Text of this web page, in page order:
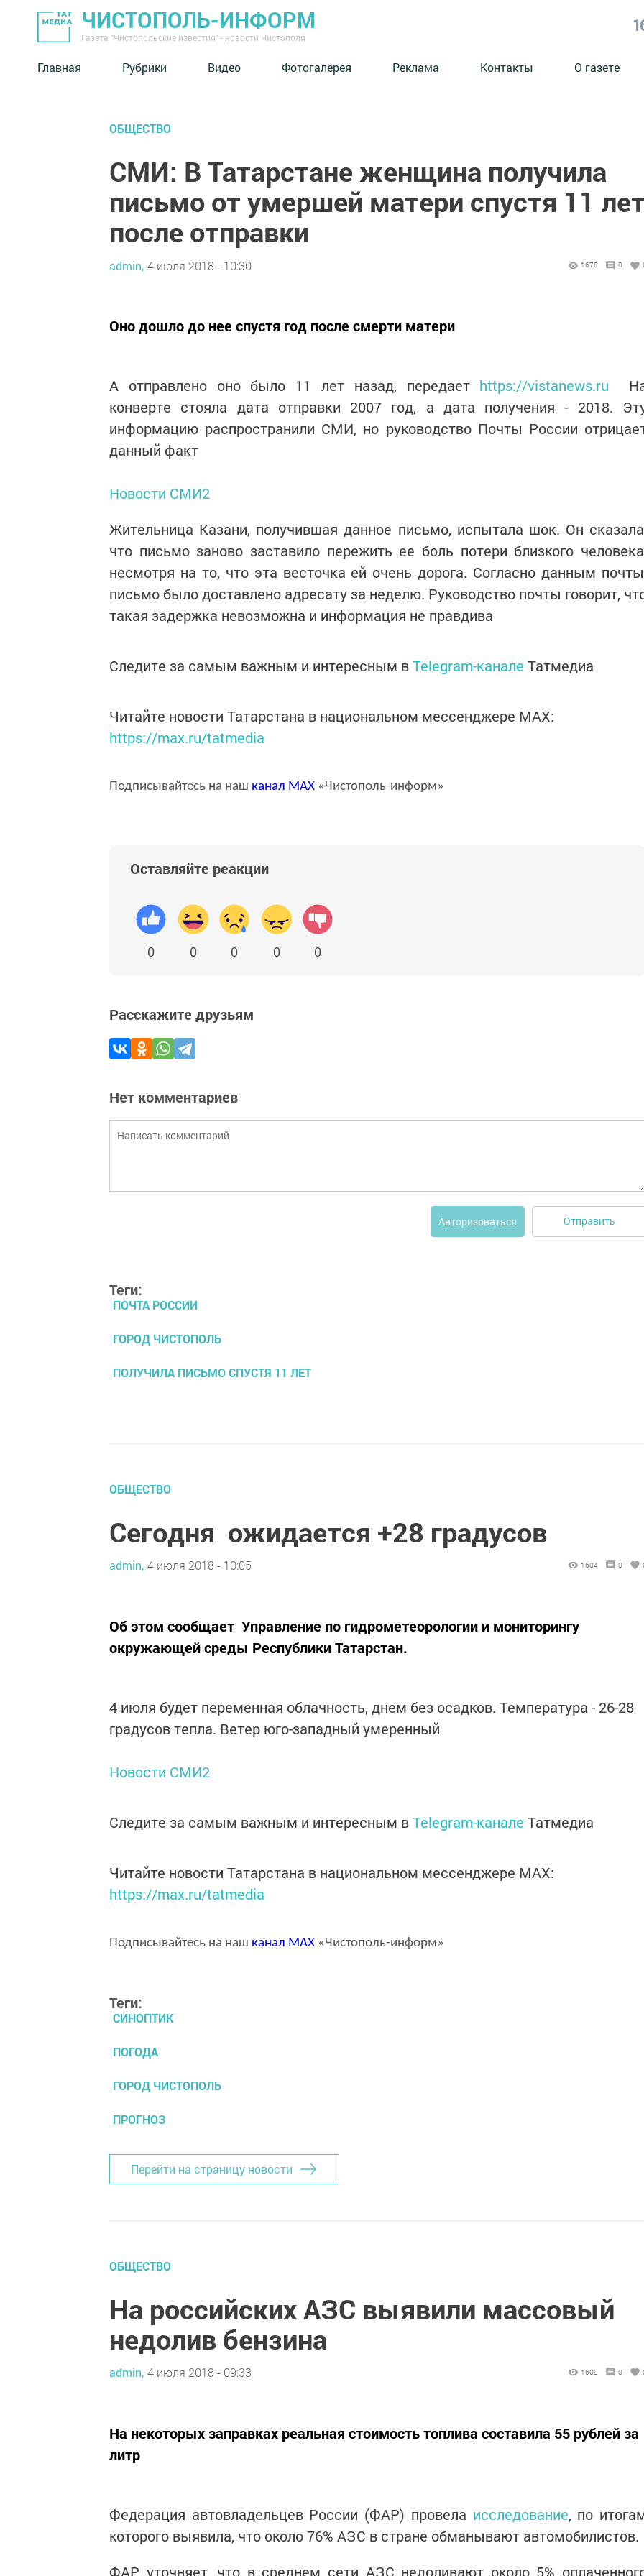
ЧИСТОПОЛЬ-ИНФОРМ
Газета "Чистопольские известия" - новости Чистополя
Главная Рубрики Видео Фотогалерея Реклама Контакты О газете
ОБЩЕСТВО
СМИ: В Татарстане женщина получила
письмо от умершей матери спустя 11 лет
после отправки
admin, 4 июля 2018 - 10:30 1678 0
Оно дошло до нее спустя год после смерти матери
А отправлено оно было 11 лет назад, передаетhttps://vistanews.ru
конверте стояла дата отправки 2007 год, а дата получения - 2018.
информацию распространили СМИ, но руководство Почты России
данный факт
Новости СМИ2
Жительница Казани, получившая данное письмо, испытала шок. Он
что письмо заново заставило пережить ее боль потери близкого
несмотря на то, что эта весточка ей очень дорога. Согласно данным
письмо было доставлено адресату за неделю. Руководство почты говорит,
такая задержка невозможна и информация не правдива
Следите за самым важным и интересным вTelegram-канале Татмедиа
Читайте новости Татарстана в национальном мессенджере MАХ:
https://max.ru/tatmedia
Подписывайтесь на наш канал MAX «Чистополь-информ»
Оставляйте реакции
0 0 0 0 0
Расскажите друзьям
Нет комментариев
Авторизоваться Отправить
Теги:
ПОЧТА РОССИИ
ГОРОД ЧИСТОПОЛЬ
ПОЛУЧИЛА ПИСЬМО СПУСТЯ 11 ЛЕТ
ОБЩЕСТВО
Сегодня ожидается +28 градусов
admin, 4 июля 2018 - 10:05 1604 0
Об этом сообщает Управление по гидрометеорологии и мониторингу
окружающей среды Республики Татарстан.
4 июля будет переменная облачность, днем без осадков. Температура - 26-28
градусов тепла. Ветер юго-западный умеренный
Новости СМИ2
Следите за самым важным и интересным вTelegram-канале Татмедиа
Читайте новости Татарстана в национальном мессенджере MАХ:
https://max.ru/tatmedia
Подписывайтесь на наш канал MAX «Чистополь-информ»
Теги:
СИНОПТИК
ПОГОДА
ГОРОД ЧИСТОПОЛЬ
ПРОГНОЗ
Перейти на страницу новости
ОБЩЕСТВО
На российских АЗС выявили массовый
недолив бензина
admin, 4 июля 2018 - 09:33 1609 0
На некоторых заправках реальная стоимость топлива составила 55 рублей за
литр
Федерация автовладельцев России (ФАР) провела исследование, по
которого выявила, что около 76% АЗС в стране обманывают автомобилистов.
ФАР уточняет, что в среднем сети АЗС недоливают около 5%